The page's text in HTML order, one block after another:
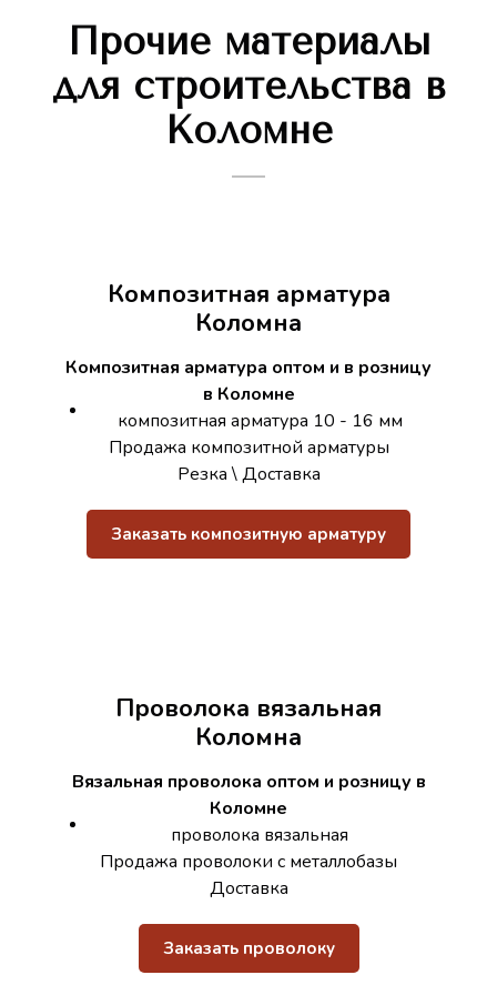
Прочие материалы
для строительства в
Коломне
Композитная арматура
Коломна
Композитная арматура оптом и в розницу
в Коломне
композитная арматура 10 - 16 мм
Продажа композитной арматуры
Резка \ Доставка
Заказать композитную арматуру
Проволока вязальная
Коломна
Вязальная проволока оптом и розницу в
Коломне
проволока вязальная
Продажа проволоки с металлобазы
Доставка
Заказать проволоку